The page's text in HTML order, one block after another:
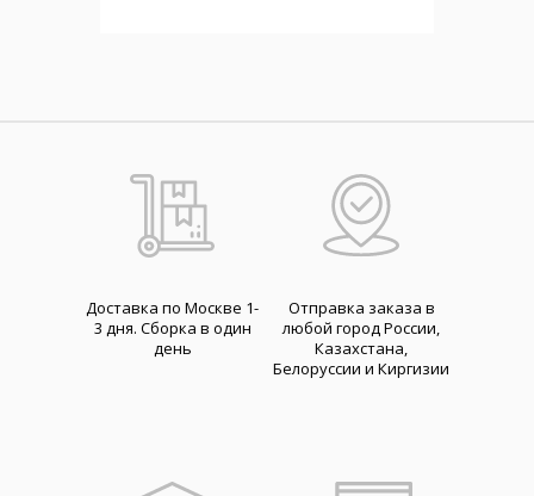
Доставка по Москве 1-
3 дня. Cборка в один
день
Отправка заказа в
любой город России,
Казахстана,
Белоруссии и Киргизии